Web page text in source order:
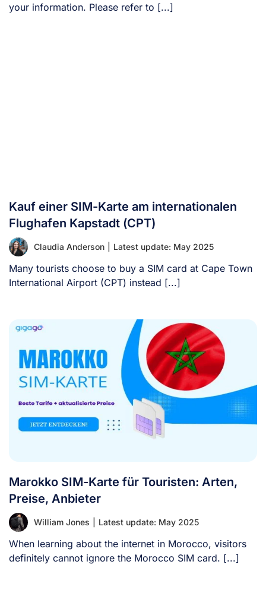
your information. Please refer to [...]
Kauf einer SIM-Karte am internationalen
Flughafen Kapstadt (CPT)
Claudia Anderson Latest update: May 2025
Many tourists choose to buy a SIM card at Cape Town
International Airport (CPT) instead [...]
Marokko SIM-Karte für Touristen: Arten,
Preise, Anbieter
William Jones Latest update: May 2025
When learning about the internet in Morocco, visitors
definitely cannot ignore the Morocco SIM card. [...]